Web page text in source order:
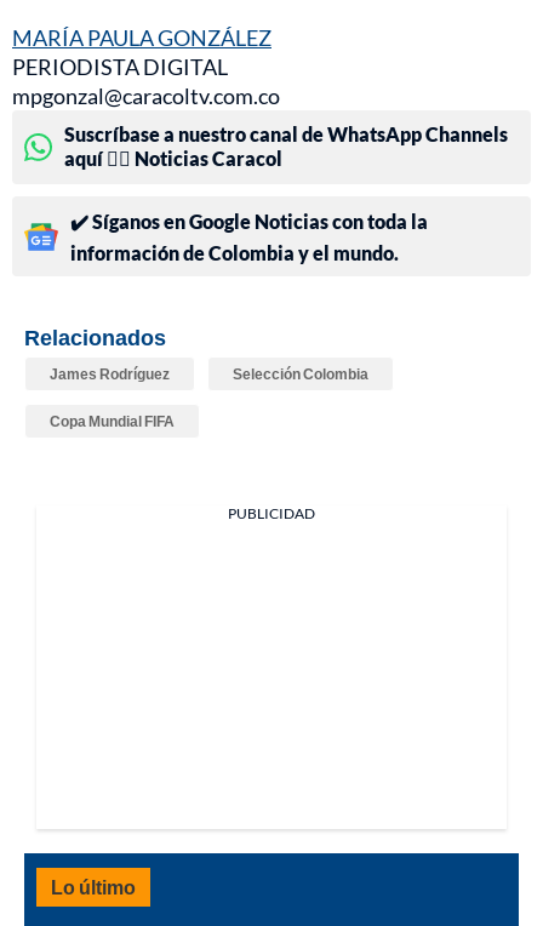
MARÍA PAULA GONZÁLEZ
PERIODISTA DIGITAL
mpgonzal@caracoltv.com.co
Suscríbase a nuestro canal de WhatsApp Channels
aquí 👉🏻 Noticias Caracol
✔️ Síganos en Google Noticias con toda la
información de Colombia y el mundo.
Relacionados
James Rodríguez Selección Colombia
Copa Mundial FIFA
PUBLICIDAD
Lo último